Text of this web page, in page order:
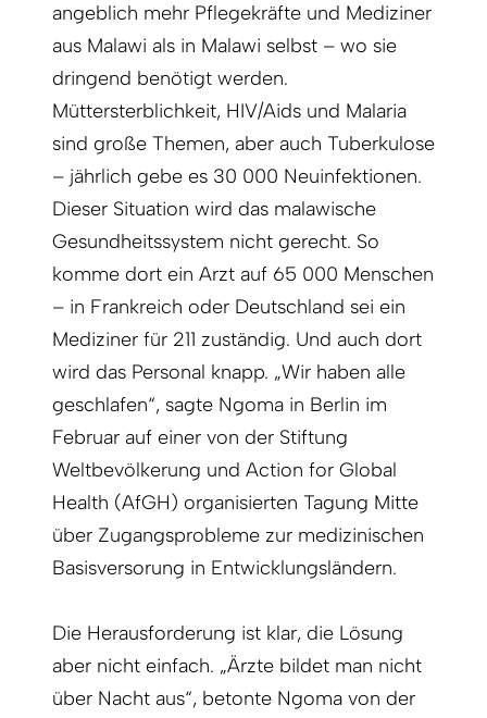
angeblich mehr Pflegekräfte und Mediziner
aus Malawi als in Malawi selbst – wo sie
dringend benötigt werden.
Müttersterblichkeit, HIV/Aids und Malaria
sind große Themen, aber auch Tuberkulose
– jährlich gebe es 30 000 Neuinfektionen.
Dieser Situation wird das malawische
Gesundheitssystem nicht gerecht. So
komme dort ein Arzt auf 65 000 Menschen
– in Frankreich oder Deutschland sei ein
Mediziner für 211 zuständig. Und auch dort
wird das Personal knapp. „Wir haben alle
geschlafen“, sagte Ngoma in Berlin im
Februar auf einer von der Stiftung
Weltbevölkerung und Action for Global
Health (AfGH) organisierten Tagung Mitte
über Zugangsprobleme zur medizinischen
Basisversorung in Entwicklungsländern.
Die Herausforderung ist klar, die Lösung
aber nicht einfach. „Ärzte bildet man nicht
über Nacht aus“, betonte Ngoma von der